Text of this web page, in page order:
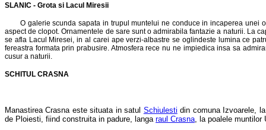
SLANIC - Grota si Lacul Miresii
O galerie scunda sapata in trupul muntelui ne conduce in incaperea unei
aspect de clopot. Ornamentele de sare sunt o admirabila fantazie a naturii. La
se afla Lacul Miresei, in al carei ape verzi-albastre se oglindeste lumina ce
fereastra formata prin prabusire. Atmosfera rece nu ne impiedica insa sa
cusur a naturii.
SCHITUL CRASNA
Manastirea Crasna este situata in satul Schiulesti din comuna Izvoarele,
de Ploiesti, fiind construita in padure, langa raul Crasna , la poalele muntilor